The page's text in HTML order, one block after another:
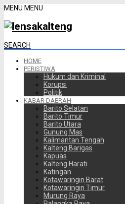
MENU MENU
SEARCH
HOME
PERISTIWA
Hukum dan Kriminal
Korupsi
Politik
KABAR DAERAH
Barito Selatan
Barito Timur
Barito Utara
Gunung Mas
Kalimantan Tengah
Kalteng Barigas
Kapuas
Kalteng Harati
Katingan
Kotawaringin Barat
Kotawaringin Timur
Murung Raya